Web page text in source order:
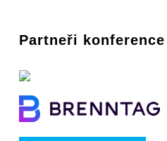
Partneři konference